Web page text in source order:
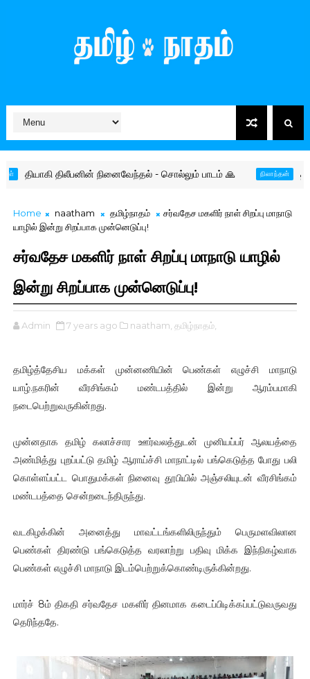
திலீபனின் நினைவேந்தல் - சொல்லும் பாடம் 🙏 நிலாந்தன் தமிழர்
Home naatham தமிழ்நாதம்
சர்வதேச மகளிர் நாள் சிறப்பு மாநாடு
யாழில் இன்று சிறப்பாக முன்னெடுப்பு!
சர்வதேச மகளிர் நாள் சிறப்பு மாநாடு யாழில்
இன்று சிறப்பாக முன்னெடுப்பு!
Admin 7 years ago naatham, தமிழ்நாதம்,
தமிழ்த்தேசிய மக்கள் முன்னணியின் பெண்கள் எழுச்சி மாநாடு
யாழ்.நகரின் வீரசிங்கம் மண்டபத்தில் இன்று ஆரம்பமாகி
நடைபெற்றுவருகின்றது.
முன்னதாக தமிழ் கலாச்சார ஊர்வலத்துடன் முனியப்பர் ஆலயத்தை
அண்மித்து புறப்பட்டு தமிழ் ஆராய்ச்சி மாநாட்டில் பங்கெடுத்த போது பலி
கொள்ளப்பட்ட பொதுமக்கள் நினைவு தூபியில் அஞ்சலியுடன் வீரசிங்கம்
மண்டபத்தை சென்றடைந்திருந்து.
வடகிழக்கின் அனைத்து மாவட்டங்களிலிருந்தும் பெருமளவிலான
பெண்கள் திரண்டு பங்கெடுத்த வரலாற்று பதிவு மிக்க இந்நிகழ்வாக
பெண்கள் எழுச்சி மாநாடு இடம்பெற்றுக்கொண்டிருக்கின்றது.
மார்ச் 8ம் திகதி சர்வதேச மகளிர் தினமாக கடைப்பிடிக்கப்பட்டுவருவது
தெரிந்ததே.